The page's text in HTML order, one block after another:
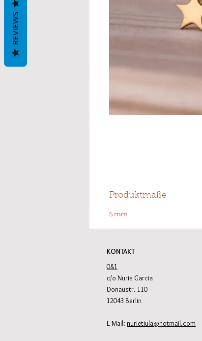
Produktmaße
5 mm
KONTAKT
0&1
c/o Nuria Garcia
Donaustr. 110
12043 Berlin
E-Mail: nurietiula@hotmail.com
REVIEWS